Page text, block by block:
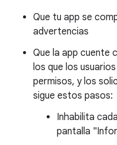
Que tu app se
advertencias
Que la app cuente
los que los
permisos, y los
sigue estos pasos:
Inhabilita
pantalla